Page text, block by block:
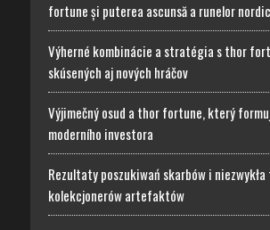
fortune și puterea ascunsă a runelor
Výherné kombinácie a stratégia s thor
skúsených aj nových hráčov
Výjimečný osud a thor fortune, který
moderního investora
Rezultaty poszukiwań skarbów i
kolekcjonerów artefaktów